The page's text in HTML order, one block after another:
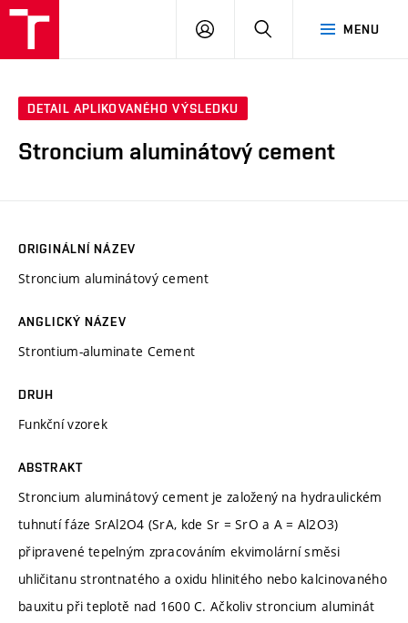
MENU
PŘIHLÁSIT
DETAIL APLIKOVANÉHO VÝSLEDKU
Stroncium aluminátový cement
ORIGINÁLNÍ NÁZEV
Stroncium aluminátový cement
ANGLICKÝ NÁZEV
Strontium-aluminate Cement
DRUH
Funkční vzorek
ABSTRAKT
Stroncium aluminátový cement je založený na hydraulickém
tuhnutí fáze SrAl2O4 (SrA, kde Sr = SrO a A = Al2O3)
připravené tepelným zpracováním ekvimolární směsi
uhličitanu strontnatého a oxidu hlinitého nebo kalcinovaného
bauxitu při teplotě nad 1600 C. Ačkoliv stroncium aluminát